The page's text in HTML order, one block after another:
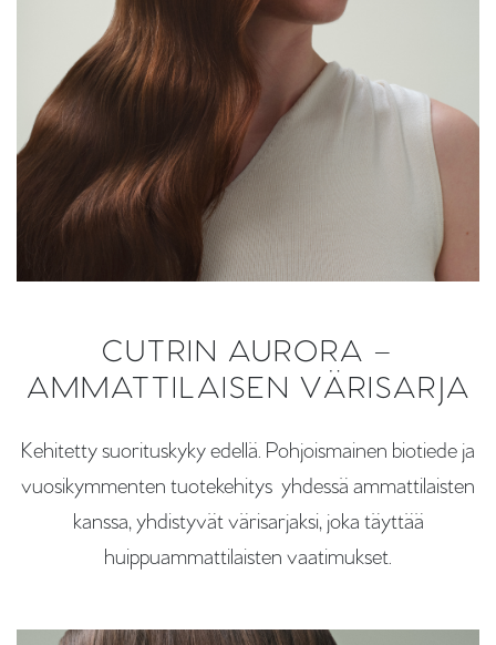
CUTRIN AURORA –
AMMATTILAISEN VÄRISARJA
Kehitetty suorituskyky edellä. Pohjoismainen biotiede ja
vuosikymmenten tuotekehitys yhdessä ammattilaisten
kanssa, yhdistyvät värisarjaksi, joka täyttää
huippuammattilaisten vaatimukset.